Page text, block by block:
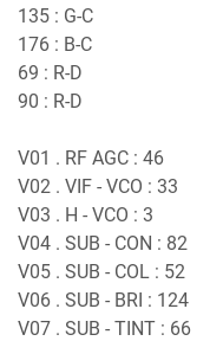
135 : G-C
176 : B-C
69 : R-D
90 : R-D
V01 . RF AGC : 46
V02 . VIF - VCO : 33
V03 . H - VCO : 3
V04 . SUB - CON : 82
V05 . SUB - COL : 52
V06 . SUB - BRI : 124
V07 . SUB - TINT : 66